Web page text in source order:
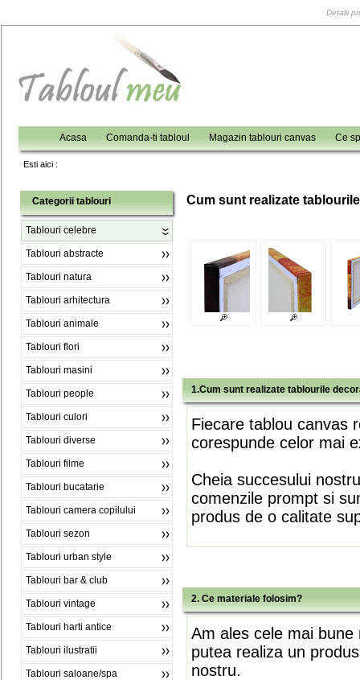
Detalii
Acasa Comanda-ti tabloul Magazin tablouri canvas Ce
Esti aici :
Categorii tablouri
Tablouri celebre
Tablouri abstracte
Tablouri natura
Tablouri arhitectura
Tablouri animale
Tablouri flori
Tablouri masini
Tablouri people
Tablouri culori
Tablouri diverse
Tablouri filme
Tablouri bucatarie
Tablouri camera copilului
Tablouri sezon
Tablouri urban style
Tablouri bar & club
Tablouri vintage
Tablouri harti antice
Tablouri ilustratii
Tablouri saloane/spa
Cum sunt realizate
1.Cum sunt realizate tablourile
Fiecare tablou canvas
corespunde celor mai
Cheia succesului
comenzile prompt si
produs de o calitate
2. Ce materiale folosim?
Am ales cele mai
putea realiza un
nostru.